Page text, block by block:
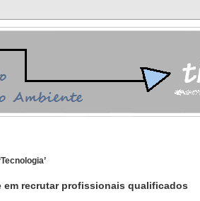
em recrutar profissionais qualificados